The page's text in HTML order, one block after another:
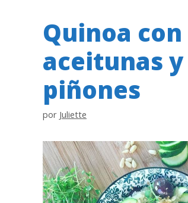
Quinoa con
aceitunas y
piñones
por Juliette